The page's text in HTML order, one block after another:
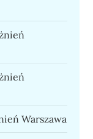
Warszawa